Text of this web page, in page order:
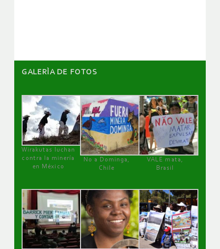
GALERÌA DE FOTOS
Wirakutas luchan
contra la minería
en México
No a Dominga,
Chile
VALE mata,
Brasil